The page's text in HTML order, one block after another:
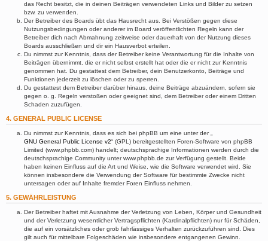
das Recht besitzt, die in deinen Beiträgen verwendeten Links und Bilder zu setzen
bzw. zu verwenden.
Der Betreiber des Boards übt das Hausrecht aus. Bei Verstößen gegen diese
Nutzungsbedingungen oder anderer im Board veröffentlichten Regeln kann der
Betreiber dich nach Abmahnung zeitweise oder dauerhaft von der Nutzung dieses
Boards ausschließen und dir ein Hausverbot erteilen.
Du nimmst zur Kenntnis, dass der Betreiber keine Verantwortung für die Inhalte von
Beiträgen übernimmt, die er nicht selbst erstellt hat oder die er nicht zur Kenntnis
genommen hat. Du gestattest dem Betreiber, dein Benutzerkonto, Beiträge und
Funktionen jederzeit zu löschen oder zu sperren.
Du gestattest dem Betreiber darüber hinaus, deine Beiträge abzuändern, sofern sie
gegen o. g. Regeln verstoßen oder geeignet sind, dem Betreiber oder einem Dritten
Schaden zuzufügen.
4. GENERAL PUBLIC LICENSE
Du nimmst zur Kenntnis, dass es sich bei phpBB um eine unter der „
GNU General Public License v2“ (GPL) bereitgestellten Foren-Software von phpBB
Limited (www.phpbb.com) handelt; deutschsprachige Informationen werden durch die
deutschsprachige Community unter www.phpbb.de zur Verfügung gestellt. Beide
haben keinen Einfluss auf die Art und Weise, wie die Software verwendet wird. Sie
können insbesondere die Verwendung der Software für bestimmte Zwecke nicht
untersagen oder auf Inhalte fremder Foren Einfluss nehmen.
5. GEWÄHRLEISTUNG
Der Betreiber haftet mit Ausnahme der Verletzung von Leben, Körper und Gesundheit
und der Verletzung wesentlicher Vertragspflichten (Kardinalpflichten) nur für Schäden,
die auf ein vorsätzliches oder grob fahrlässiges Verhalten zurückzuführen sind. Dies
gilt auch für mittelbare Folgeschäden wie insbesondere entgangenen Gewinn.